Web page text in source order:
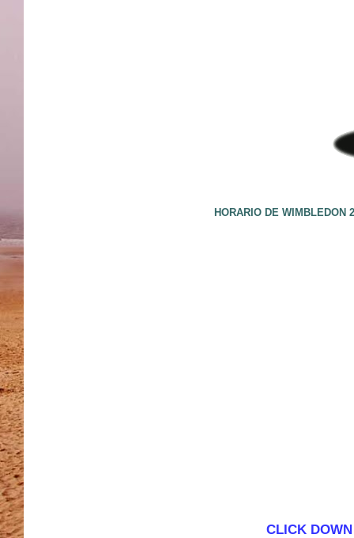
HORARIO DE WIMBLEDON
CLICK